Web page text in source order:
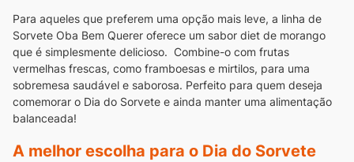
Para aqueles que preferem uma opção mais leve, a linha de
Sorvete Oba Bem Querer oferece um sabor diet de morango
que é simplesmente delicioso. Combine-o com frutas
vermelhas frescas, como framboesas e mirtilos, para uma
sobremesa saudável e saborosa. Perfeito para quem deseja
comemorar o Dia do Sorvete e ainda manter uma alimentação
balanceada!
A melhor escolha para o Dia do Sorvete